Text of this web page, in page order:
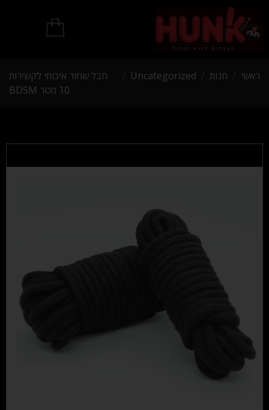
ראשי חנות Uncategorized
חבל שחור איכותי לקשירות
10 מטר BDSM